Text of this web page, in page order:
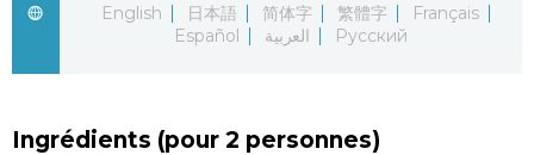
English
日本語 简体字 繁體字
Français
Español
العربية Русский
Ingrédients (pour 2 personnes)